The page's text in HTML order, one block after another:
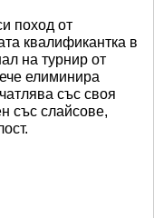
поход от
квалификантка в
на турнир от
елиминира
със своя
със слайсове,